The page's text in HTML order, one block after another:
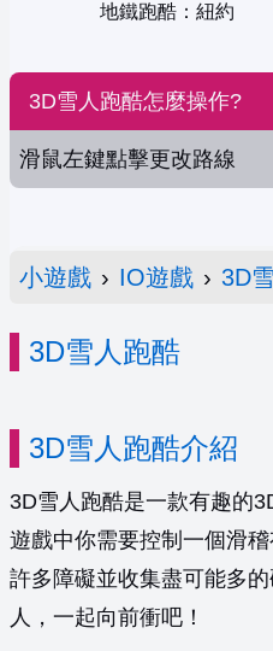
地鐵跑酷：紐約
3D雪人跑酷怎麼操作?
滑鼠左鍵點擊更改路線
小遊戲 › IO遊戲 › 3D
3D雪人跑酷
3D雪人跑酷介紹
3D雪人跑酷是一款有趣的
遊戲中你需要控制一個滑
許多障礙並收集盡可能多
人，一起向前衝吧！